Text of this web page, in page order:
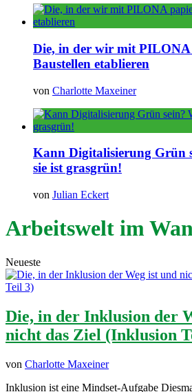
Die, in der wir mit PILONA
Baustellen etablieren
von Charlotte Maxeiner
Kann Digitalisierung Grün
sie ist grasgrün!
von Julian Eckert
Arbeitswelt im
Neueste
Die, in der Inklusion der
nicht das Ziel (Inklusion
von Charlotte Maxeiner
Inklusion ist eine Mindset-Aufgabe